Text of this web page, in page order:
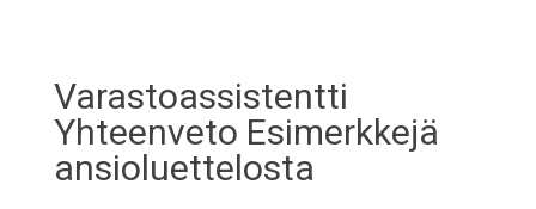
Varastoassistentti
Yhteenveto Esimerkkejä
ansioluettelosta